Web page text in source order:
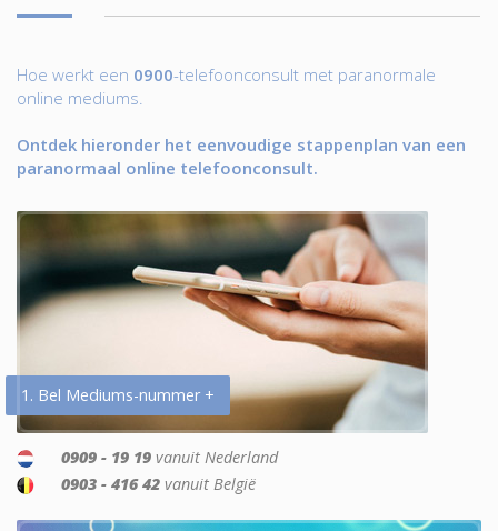
Hoe werkt een 0900-telefoonconsult met paranormale
online mediums.
Ontdek hieronder het eenvoudige stappenplan van een
paranormaal online telefoonconsult.
1. Bel Mediums-nummer +
0909 - 19 19 vanuit Nederland
0903 - 416 42 vanuit België